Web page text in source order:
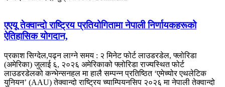
एएयू तेक्वान्दो राष्ट्रिय प्रतियोगितामा नेपाली निर्णायकहरूको
ऐतिहासिक योगदान,
प्रकाश सिग्देल,पढ्न लाग्ने समय : २ मिनेट फोर्ट लाउडरडेल, फ्लोरिडा
(अमेरिका) जुलाई ६, २०२६ अमेरिकाको फ्लोरिडा राज्यस्थित फोर्ट
लाउडरडेलको कन्भेन्सनहल मा हालै सम्पन्न प्रतिष्ठित ‘एमेच्योर एथलेटिक
युनियन’ (AAU) तेक्वान्दो राष्ट्रिय च्याम्पियनसिप २०२६ मा नेपाली तेक्वान्दो